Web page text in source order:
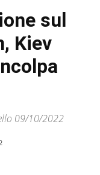
sul
Kiev
09/10/2022